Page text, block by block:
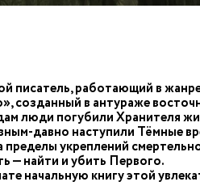
писатель, работающий в
созданный в антураже
люди погубили Хранителя
давно наступили Тёмные
укреплений
— найти и убить Первого.
начальную книгу этой